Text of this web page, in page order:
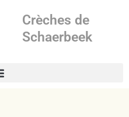
Crèches de
Schaerbeek